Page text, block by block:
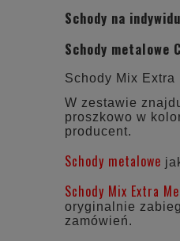
Schody na
Schody metalowe
Schody Mix Extra
W zestawie
proszkowo w
producent.
Schody metalowe
Schody Mix Extra
oryginalnie
zamówień.